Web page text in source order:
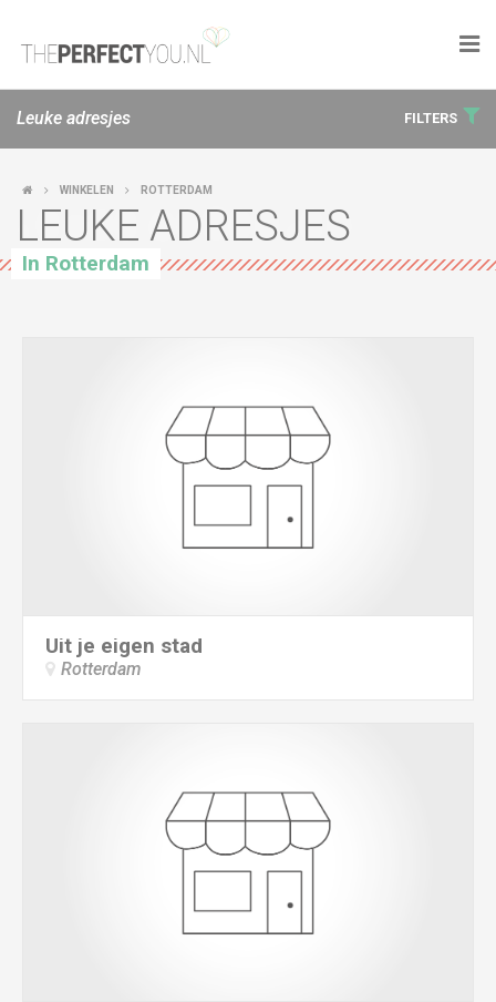

KNAPLEKKER
SPORT
Leuke adresjes FILTERS
WINKELEN ROTTERDAM
LEUKE ADRESJES
In Rotterdam
Uit je eigen stad
Rotterdam